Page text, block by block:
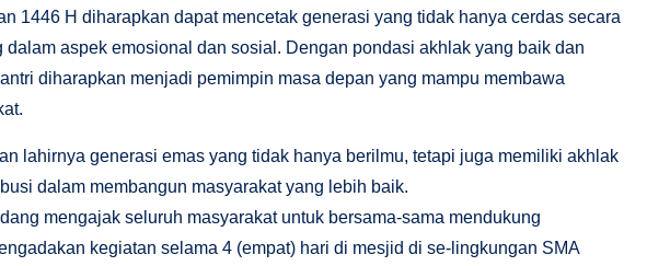
1446 H diharapkan dapat mencetak generasi yang tidak hanya cerdas secara
dalam aspek emosional dan sosial. Dengan pondasi akhlak yang baik dan
diharapkan menjadi pemimpin masa depan yang mampu membawa
lahirnya generasi emas yang tidak hanya berilmu, tetapi juga memiliki akhlak
dalam membangun masyarakat yang lebih baik.
mengajak seluruh masyarakat untuk bersama-sama mendukung
kegiatan selama 4 (empat) hari di mesjid di se-lingkungan SMA